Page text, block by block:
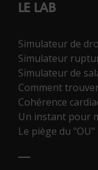
LE LAB
Simulateur de
Simulateur
Simulateur de
Comment
Cohérence
Un instant pour
Le piège du "OU"